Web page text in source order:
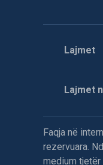
Lajmet
Lajmet
Faqja në
rezervuara.
medium tjetër